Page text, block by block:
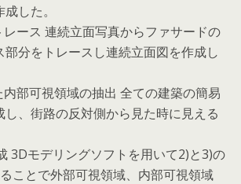
した。
ース 連続立面写真からファサードの
分をトレースし連続立面図を作成し
部可視領域の抽出 全ての建築の簡易
し、街路の反対側から見た時に見える
3Dモデリングソフトを用いて2)と3)の
ことで外部可視領域、内部可視領域